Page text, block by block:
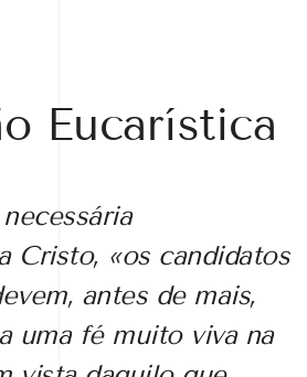
Eucarística
Cristo, «os candidatos
antes de mais,
uma fé muito viva na